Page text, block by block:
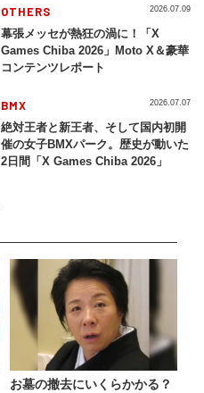
2026」
OTHERS
幕張メッセが熱狂の渦に！「X
Games Chiba 2026」Moto X＆豪華
コンテンツレポート
2026.07.09
BMX
絶対王者と新王者、そして国内初開
催の女子BMXパーク。歴史が動いた
2日間「X Games Chiba 2026」
2026.07.07
お墓の撤去にいくらかかる？